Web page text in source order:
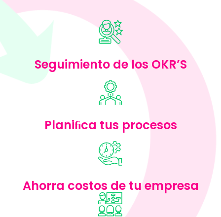
Seguimiento de los OKR’S
Planiﬁca tus procesos
Ahorra costos de tu empresa